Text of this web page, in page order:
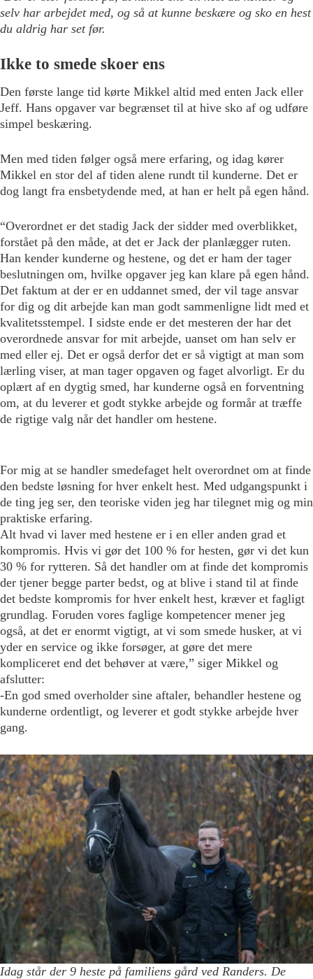
selv har arbejdet med, og så at kunne beskære og sko en hest
du aldrig har set før.
Ikke to smede skoer ens
Den første lange tid kørte Mikkel altid med enten Jack eller
Jeff. Hans opgaver var begrænset til at hive sko af og udføre
simpel beskæring.
Men med tiden følger også mere erfaring, og idag kører
Mikkel en stor del af tiden alene rundt til kunderne. Det er
dog langt fra ensbetydende med, at han er helt på egen hånd.
“Overordnet er det stadig Jack der sidder med overblikket,
forstået på den måde, at det er Jack der planlægger ruten.
Han kender kunderne og hestene, og det er ham der tager
beslutningen om, hvilke opgaver jeg kan klare på egen hånd.
Det faktum at der er en uddannet smed, der vil tage ansvar
for dig og dit arbejde kan man godt sammenligne lidt med et
kvalitetsstempel. I sidste ende er det mesteren der har det
overordnede ansvar for mit arbejde, uanset om han selv er
med eller ej. Det er også derfor det er så vigtigt at man som
lærling viser, at man tager opgaven og faget alvorligt. Er du
oplært af en dygtig smed, har kunderne også en forventning
om, at du leverer et godt stykke arbejde og formår at træffe
de rigtige valg når det handler om hestene.
For mig at se handler smedefaget helt overordnet om at finde
den bedste løsning for hver enkelt hest. Med udgangspunkt i
de ting jeg ser, den teoriske viden jeg har tilegnet mig og min
praktiske erfaring.
Alt hvad vi laver med hestene er i en eller anden grad et
kompromis. Hvis vi gør det 100 % for hesten, gør vi det kun
30 % for rytteren. Så det handler om at finde det kompromis
der tjener begge parter bedst, og at blive i stand til at finde
det bedste kompromis for hver enkelt hest, kræver et fagligt
grundlag. Foruden vores faglige kompetencer mener jeg
også, at det er enormt vigtigt, at vi som smede husker, at vi
yder en service og ikke forsøger, at gøre det mere
kompliceret end det behøver at være,” siger Mikkel og
afslutter:
-En god smed overholder sine aftaler, behandler hestene og
kunderne ordentligt, og leverer et godt stykke arbejde hver
gang.
Idag står der 9 heste på familiens gård ved Randers. De